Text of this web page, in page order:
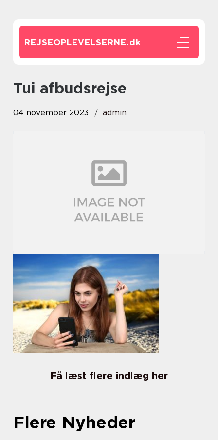
REJSEOPLEVELSERNE.dk
tui afbudsrejse
04 november 2023 admin
Få læst flere indlæg her
Flere Nyheder